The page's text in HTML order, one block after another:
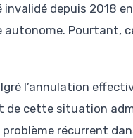
depuis 2018
Pourtant,
l’annulation
cette situation
récurrent